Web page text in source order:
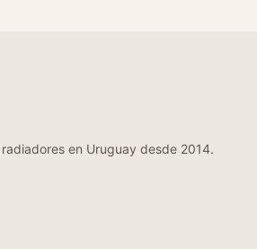
en Uruguay desde 2014.